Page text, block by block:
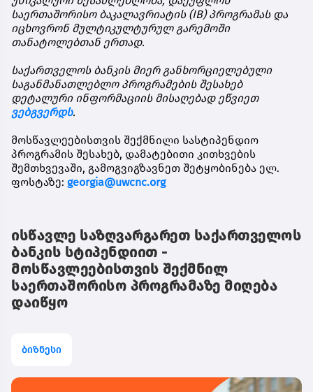
საერთაშორისო ბაკალავრიატის(IB)პროგრამას და
იცხოვრონ მულტიკულტურულ გარემოში
თანატოლებთან ერთად.
საქართველოს ბანკის მიერ განხორციელებული
საგანმანათლებლო პროგრამების შესახებ
დეტალური ინფორმაციის მისაღებად ეწვიეთ
ვებგვერდს.
მოსწავლეებისთვის შექმნილი სასტიპენდიო
პროგრამის შესახებ, დამატებითი კითხვების
შემთხვევაში, გამოგვიგზავნეთ შეტყობინება ელ.
ფოსტაზე: georgia@uwcnc.org
ისწავლე საზღვარგარეთ საქართველოს
ბანკის სტიპენდიით -
მოსწავლეებისთვის შექმნილ
საერთაშორისო პროგრამაზე მიღება
დაიწყო
ბიზნესი